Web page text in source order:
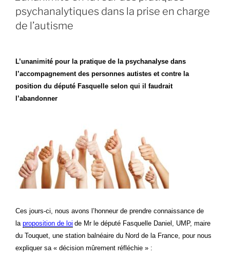
psychanalytiques dans la prise en charge
de l’autisme
L’unanimité pour la pratique de la psychanalyse dans
l’accompagnement des personnes autistes et contre la
position du député Fasquelle selon qui il faudrait
l’abandonner
Ces jours-ci, nous avons l’honneur de prendre connaissance de
la proposition de loi de Mr le député Fasquelle Daniel, UMP, maire
du Touquet, une station balnéaire du Nord de la France, pour nous
expliquer sa « décision mûrement réfléchie » :